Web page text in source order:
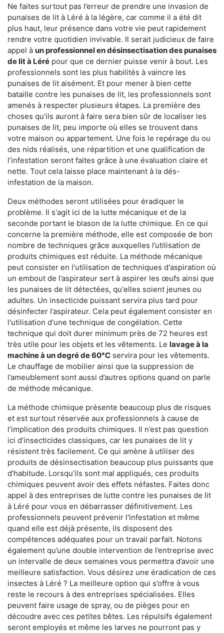
Ne faites surtout pas l’erreur de prendre une invasion de
punaises de lit à Léré à la légère, car comme il a été dit
plus haut, leur présence dans votre vie peut rapidement
rendre votre quotidien invivable. Il serait judicieux de faire
appel à un professionnel en désinsectisation des punaises
de lit à Léré pour que ce dernier puisse venir à bout. Les
professionnels sont les plus habilités à vaincre les
punaises de lit aisément. Et pour mener à bien cette
bataille contre les punaises de lit, les professionnels sont
amenés à respecter plusieurs étapes. La première des
choses qu’ils auront à faire sera bien sûr de localiser les
punaises de lit, peu importe où elles se trouvent dans
votre maison ou appartement. Une fois le repérage du ou
des nids réalisés, une répartition et une qualification de
l’infestation seront faites grâce à une évaluation claire et
nette. Tout cela laisse place maintenant à la dés-
infestation de la maison.
Deux méthodes seront utilisées pour éradiquer le
problème. Il s'agit ici de la lutte mécanique et de la
seconde portant le blason de la lutte chimique. En ce qui
concerne la première méthode, elle est composée de bon
nombre de techniques grâce auxquelles l’utilisation de
produits chimiques est réduite. La méthode mécanique
peut consister en l'utilisation de techniques d'aspiration où
un embout de l’aspirateur sert à aspirer les œufs ainsi que
les punaises de lit détectées, qu'elles soient jeunes ou
adultes. Un insecticide puissant servira plus tard pour
désinfecter l’aspirateur. Cela peut également consister en
l'utilisation d'une technique de congélation. Cette
technique qui doit durer minimum près de 72 heures est
très utile pour les objets et les vêtements. Le lavage à la
machine à un degré de 60°C servira pour les vêtements.
Le chauffage de mobilier ainsi que la suppression de
l’ameublement sont aussi d’autres options quand on parle
de méthode mécanique.
La méthode chimique présente beaucoup plus de risques
et est surtout réservée aux professionnels à cause de
l’implication des produits chimiques. Il n’est pas question
ici d’insecticides classiques, car les punaises de lit y
résistent très facilement. Ce qui amène à utiliser des
produits de désinsectisation beaucoup plus puissants que
d’habitude. Lorsqu’ils sont mal appliqués, ces produits
chimiques peuvent avoir des effets néfastes. Faites donc
appel à des entreprises de lutte contre les punaises de lit
à Léré pour vous en débarrasser définitivement. Les
professionnels peuvent prévenir l'infestation et même
quand elle est déjà présente, ils disposent des
compétences adéquates pour un travail parfait. Notons
également qu’une double intervention de l’entreprise avec
un intervalle de deux semaines vous permettra d’avoir une
meilleure satisfaction. Vous désirez une éradication de ces
insectes à Léré ? La meilleure option qui s’offre à vous
reste le recours à des entreprises spécialisées. Elles
peuvent faire usage de spray, ou de pièges pour en
découdre avec ces petites bêtes. Les répulsifs également
seront employés et même les larves ne pourront pas y